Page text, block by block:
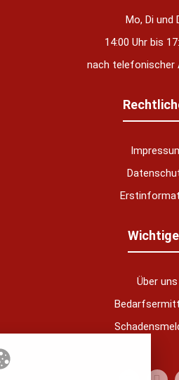
Mo, Di und
14:00 Uhr bis
nach telefonischer
Über uns
alle verwendeten Cookies und
Notwendig